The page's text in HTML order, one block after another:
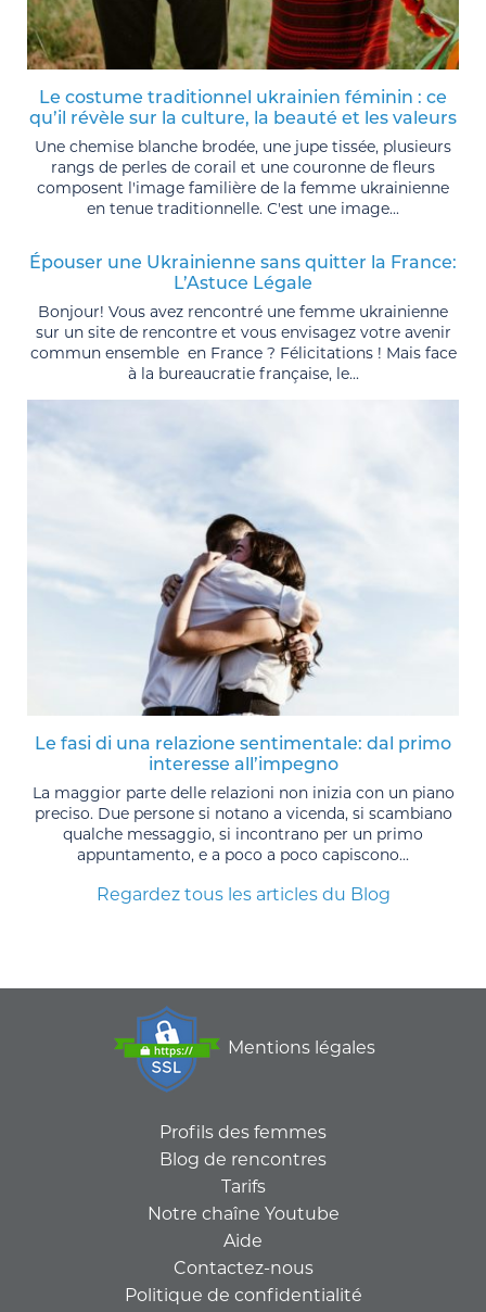
Le costume traditionnel ukrainien féminin : ce
qu’il révèle sur la culture, la beauté et les valeurs
Une chemise blanche brodée, une jupe tissée, plusieurs
rangs de perles de corail et une couronne de fleurs
composent l'image familière de la femme ukrainienne
en tenue traditionnelle. C'est une image...
Épouser une Ukrainienne sans quitter la France:
L’Astuce Légale
Bonjour! Vous avez rencontré une femme ukrainienne
sur un site de rencontre et vous envisagez votre avenir
commun ensemble en France ? Félicitations ! Mais face
à la bureaucratie française, le...
Le fasi di una relazione sentimentale: dal primo
interesse all’impegno
La maggior parte delle relazioni non inizia con un piano
preciso. Due persone si notano a vicenda, si scambiano
qualche messaggio, si incontrano per un primo
appuntamento, e a poco a poco capiscono...
Regardez tous les articles du Blog
Mentions légales
Profils des femmes
Blog de rencontres
Tarifs
Notre chaîne Youtube
Aide
Contactez-nous
Politique de confidentialité